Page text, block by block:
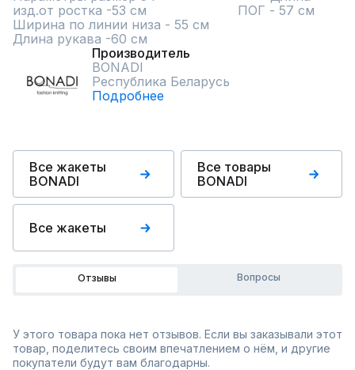
изд.от ростка -53 см                       ПОГ - 57 см
Ширина по линии низа - 55 см
Длина рукава -60 см
Производитель
BONADI
Республика Беларусь
Подробнее
Все жакеты
BONADI
Все товары
BONADI
Все жакеты
Отзывы Вопросы
У этого товара пока нет отзывов. Если вы заказывали этот
товар, поделитесь своим впечатлением о нём, и другие
покупатели будут вам благодарны.